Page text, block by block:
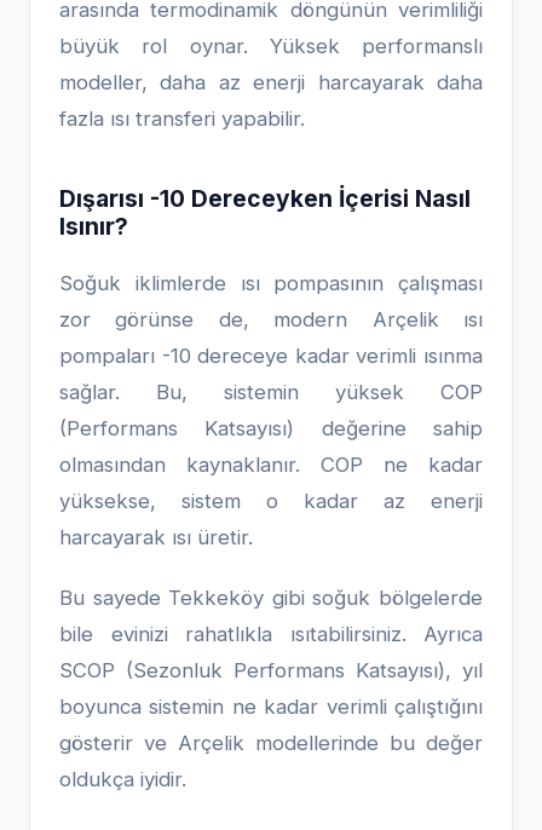
arasında termodinamik döngünün verimliliği
büyük rol oynar. Yüksek performanslı
modeller, daha az enerji harcayarak daha
fazla ısı transferi yapabilir.
Dışarısı -10 Dereceyken İçerisi Nasıl
Isınır?
Soğuk iklimlerde ısı pompasının çalışması
zor görünse de, modern Arçelik ısı
pompaları -10 dereceye kadar verimli ısınma
sağlar. Bu, sistemin yüksek COP
(Performans Katsayısı) değerine sahip
olmasından kaynaklanır. COP ne kadar
yüksekse, sistem o kadar az enerji
harcayarak ısı üretir.
Bu sayede Tekkeköy gibi soğuk bölgelerde
bile evinizi rahatlıkla ısıtabilirsiniz. Ayrıca
SCOP (Sezonluk Performans Katsayısı), yıl
boyunca sistemin ne kadar verimli çalıştığını
gösterir ve Arçelik modellerinde bu değer
oldukça iyidir.